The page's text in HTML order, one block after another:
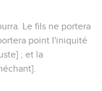
Le fils ne portera
point l'iniquité
; et la